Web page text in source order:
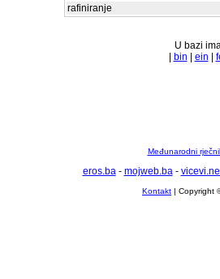
rafiniranje
U bazi
bin ein
Međunarodni
eros.ba- mojweb.ba-
Kontakt | Copyright